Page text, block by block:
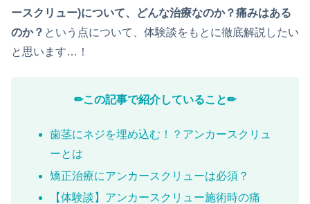
ースクリュー)について、どんな治療なのか？痛みはある
のか？ という点について、体験談をもとに徹底解説したい
と思います…！
✏︎この記事で紹介していること✏︎
歯茎にネジを埋め込む！？アンカースクリュ
ーとは
矯正治療にアンカースクリューは必須？
【体験談】アンカースクリュー施術時の痛